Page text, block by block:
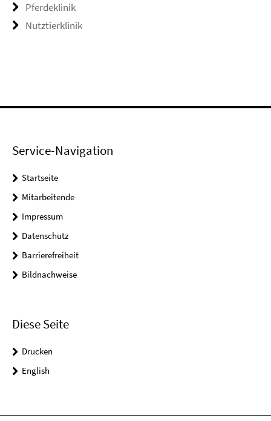
Pferdeklinik
Nutztierklinik
Service-Navigation
Startseite
Mitarbeitende
Impressum
Datenschutz
Barrierefreiheit
Bildnachweise
Diese Seite
Drucken
English